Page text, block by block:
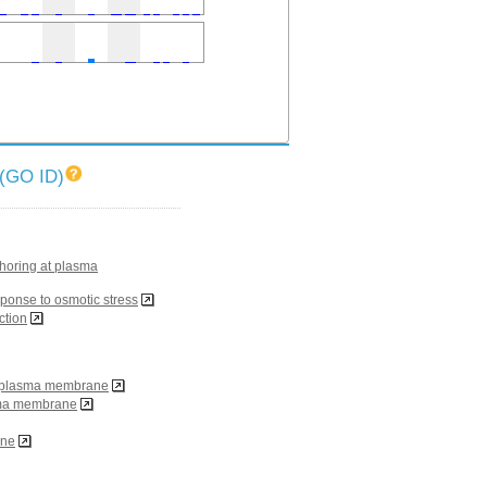
ID)
at plasma
to osmotic stress
membrane
membrane